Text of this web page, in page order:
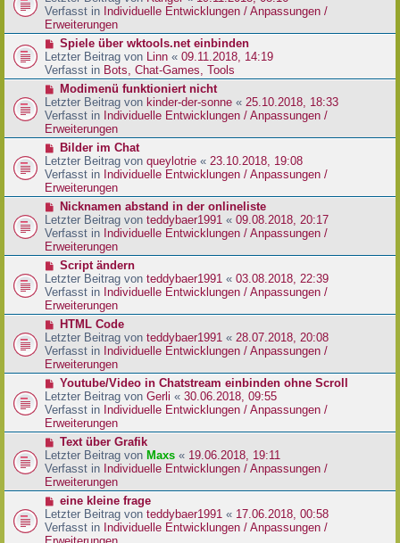
r
a
g
B
e
i
r
a
g
u
e
r
B
e
i
r
a
g
Verfasst in Individuelle Entwicklungen / Anpassungen /
Erweiterungen
N
e
u
e
r
B
e
i
r
a
g
Spiele über wktools.net einbinden
Letzter Beitrag von Linn « 09.11.2018, 14:19
Verfasst in Bots, Chat-Games, Tools
N
e
u
e
r
B
e
i
t
a
g
Modimenü funktioniert nicht
Letzter Beitrag von kinder-der-sonne « 25.10.2018, 18:33
Verfasst in Individuelle Entwicklungen / Anpassungen /
Erweiterungen
N
e
u
e
r
B
e
i
t
a
g
Bilder im Chat
Letzter Beitrag von queylotrie « 23.10.2018, 19:08
Verfasst in Individuelle Entwicklungen / Anpassungen /
Erweiterungen
N
e
u
e
r
B
e
i
t
a
g
Nicknamen abstand in der onlineliste
Letzter Beitrag von teddybaer1991 « 09.08.2018, 20:17
Verfasst in Individuelle Entwicklungen / Anpassungen /
Erweiterungen
N
e
u
e
r
B
e
i
t
a
g
Script ändern
Letzter Beitrag von teddybaer1991 « 03.08.2018, 22:39
Verfasst in Individuelle Entwicklungen / Anpassungen /
Erweiterungen
N
e
u
e
r
B
e
i
t
a
g
HTML Code
Letzter Beitrag von teddybaer1991 « 28.07.2018, 20:08
Verfasst in Individuelle Entwicklungen / Anpassungen /
Erweiterungen
N
e
u
e
r
B
e
i
t
a
g
Youtube/Video in Chatstream einbinden ohne Scroll
Letzter Beitrag von Gerli « 30.06.2018, 09:55
Verfasst in Individuelle Entwicklungen / Anpassungen /
Erweiterungen
N
e
u
e
r
B
e
i
Text über Grafik
Letzter Beitrag von Maxs « 19.06.2018, 19:11
Verfasst in Individuelle Entwicklungen / Anpassungen /
Erweiterungen
N
e
u
e
eine kleine frage
Letzter Beitrag von teddybaer1991 « 17.06.2018, 00:58
Verfasst in Individuelle Entwicklungen / Anpassungen /